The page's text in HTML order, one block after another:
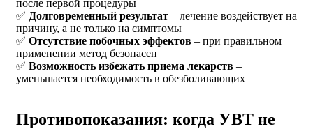
после первой процедуры
✅ Долговременный результат – лечение воздействует на
причину, а не только на симптомы
✅ Отсутствие побочных эффектов – при правильном
применении метод безопасен
✅ Возможность избежать приема лекарств –
уменьшается необходимость в обезболивающих
Противопоказания: когда УВТ не